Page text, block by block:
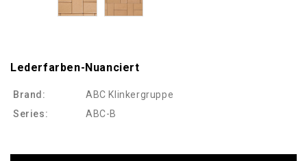
Lederfarben-Nuanciert
Brand:
ABC Klinkergruppe
Series:
ABC-B